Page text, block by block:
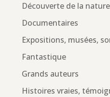
Découverte de la nature
Documentaires
Expositions, musées,
Fantastique
Grands auteurs
Histoires vraies,